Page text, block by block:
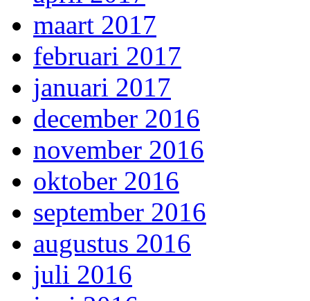
maart 2017
februari 2017
januari 2017
december 2016
november 2016
oktober 2016
september 2016
augustus 2016
juli 2016